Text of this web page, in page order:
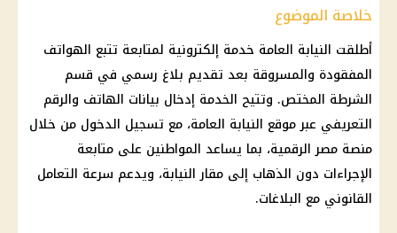
خلاصة الموضوع
أطلقت النيابة العامة خدمة إلكترونية لمتابعة تتبع الهواتف
المفقودة والمسروقة بعد تقديم بلاغ رسمي في قسم
الشرطة المختص. وتتيح الخدمة إدخال بيانات الهاتف والرقم
التعريفي عبر موقع النيابة العامة، مع تسجيل الدخول من خلال
منصة مصر الرقمية، بما يساعد المواطنين على متابعة
الإجراءات دون الذهاب إلى مقار النيابة، ويدعم سرعة التعامل
القانوني مع البلاغات.